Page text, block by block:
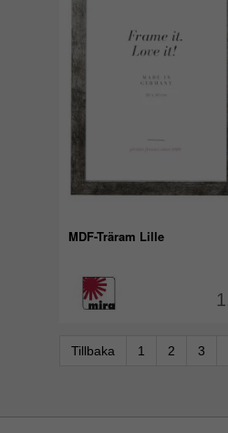
MDF-Träram Lille
Tillbaka 1 2 3